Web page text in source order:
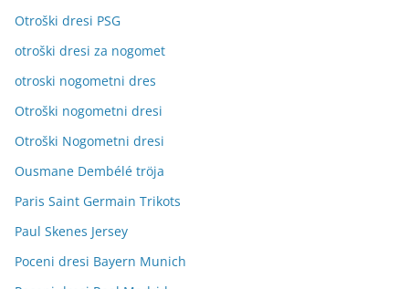
Otroški dresi PSG
otroški dresi za nogomet
otroski nogometni dres
Otroški nogometni dresi
Otroški Nogometni dresi
Ousmane Dembélé tröja
Paris Saint Germain Trikots
Paul Skenes Jersey
Poceni dresi Bayern Munich